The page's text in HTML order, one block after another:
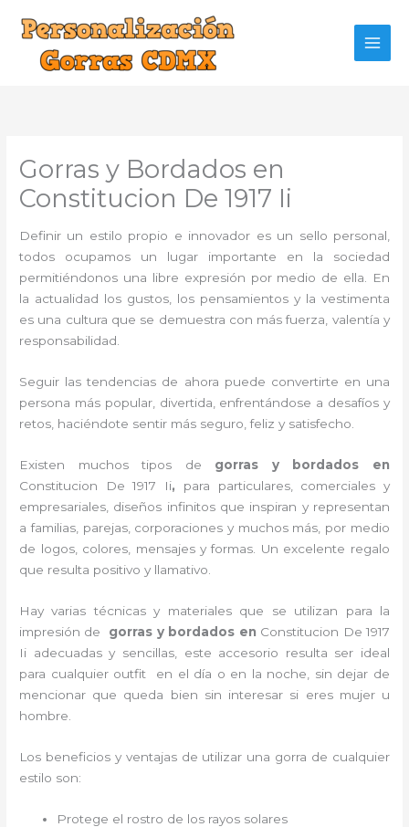
contenido
Gorras y Bordados en
Constitucion De 1917 Ii
Definir un estilo propio e innovador es un sello personal,
todos ocupamos un lugar importante en la sociedad
permitiéndonos una libre expresión por medio de ella. En
la actualidad los gustos, los pensamientos y la vestimenta
es una cultura que se demuestra con más fuerza, valentía y
responsabilidad.
Seguir las tendencias de ahora puede convertirte en una
persona más popular, divertida, enfrentándose a desafíos y
retos, haciéndote sentir más seguro, feliz y satisfecho.
Existen muchos tipos de gorras y bordados en
Constitucion De 1917 Ii, para particulares, comerciales y
empresariales, diseños infinitos que inspiran y representan
a familias, parejas, corporaciones y muchos más, por medio
de logos, colores, mensajes y formas. Un excelente regalo
que resulta positivo y llamativo.
Hay varias técnicas y materiales que se utilizan para la
impresión de gorras y bordados en Constitucion De 1917
Ii adecuadas y sencillas, este accesorio resulta ser ideal
para cualquier outfit en el día o en la noche, sin dejar de
mencionar que queda bien sin interesar si eres mujer u
hombre.
Los beneficios y ventajas de utilizar una gorra de cualquier
estilo son:
Protege el rostro de los rayos solares